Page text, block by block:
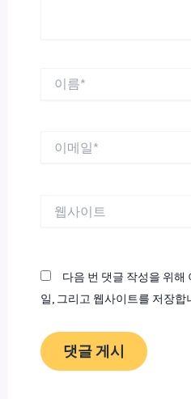
다음 번 댓글 작성을 위해
일, 그리고 웹사이트를 저장합